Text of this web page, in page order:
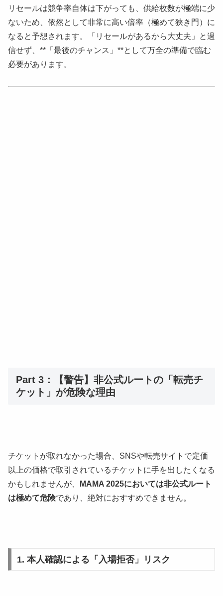
リセールは競争率自体は下がっても、供給枚数が極端に少
ないため、依然として非常に高い倍率（極めて狭き門）に
なると予想されます。「リセールがあるから大丈夫」と過
信せず、**「最後のチャンス」**として万全の準備で臨む
必要があります。
Part 3：【警告】非公式ルートの「転売チ
ケット」が危険な理由
チケットが取れなかった場合、SNSや転売サイトで定価
以上の価格で取引されているチケットに手を出したくなる
かもしれませんが、
MAMA 2025においては非公式ルート
は極めて危険であり、絶対におすすめできません。
1. 本人確認による「入場拒否」リスク